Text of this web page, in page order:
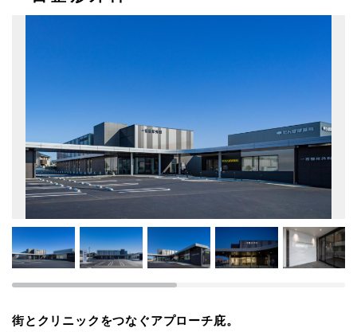
街とクリニックをつなぐアプローチ庇。